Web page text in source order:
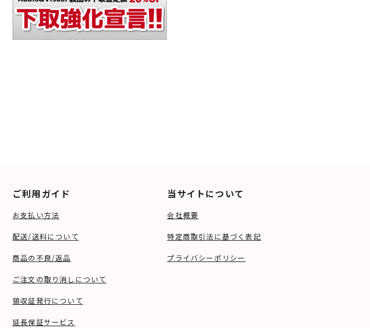
ご利用ガイド
お支払い方法
配送/送料について
商品の不良/返品
ご注文の取り消しについて
領収証発行について
延長保証サービス
当サイトについて
会社概要
特定商取引法に基づく表記
プライバシーポリシー